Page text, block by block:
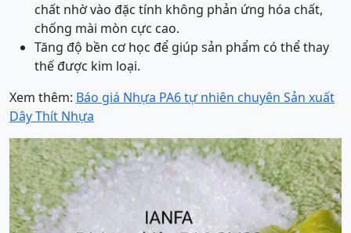
chất nhờ vào đặc tính không phản ứng hóa chất,
chống mài mòn cực cao.
Tăng độ bền cơ học để giúp sản phẩm có thể thay
thế được kim loại.
Xem thêm: Báo giá Nhựa PA6 tự nhiên chuyên Sản xuất
Dây Thít Nhựa